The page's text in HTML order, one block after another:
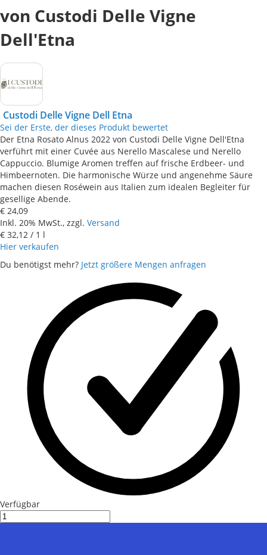
von Custodi Delle Vigne
Dell'Etna
Custodi Delle Vigne Dell Etna
Sei der Erste, der dieses Produkt bewertet
Der Etna Rosato Alnus 2022 von Custodi Delle Vigne Dell'Etna
verführt mit einer Cuvée aus Nerello Mascalese und Nerello
Cappuccio. Blumige Aromen treffen auf frische Erdbeer- und
Himbeernoten. Die harmonische Würze und angenehme Säure
machen diesen Roséwein aus Italien zum idealen Begleiter für
gesellige Abende.
€ 24,09
Inkl. 20% MwSt., zzgl. Versand
€ 32,12 / 1 l
Hier verkaufen
Du benötigst mehr? Jetzt größere Mengen anfragen
Verfügbar